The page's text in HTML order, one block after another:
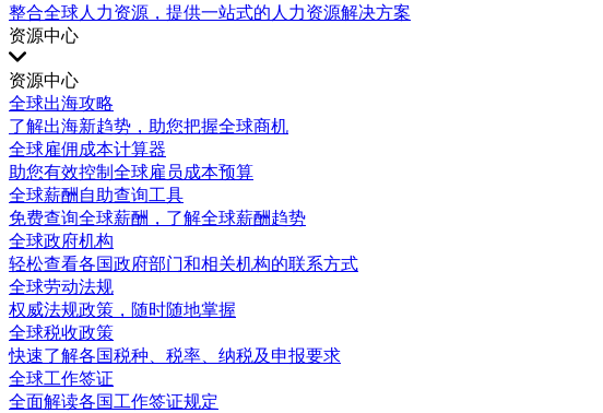
整合全球人力资源，提供一站式的人力资源解决方案
资源中心
资源中心
全球出海攻略
了解出海新趋势，助您把握全球商机
全球雇佣成本计算器
助您有效控制全球雇员成本预算
全球薪酬自助查询工具
免费查询全球薪酬，了解全球薪酬趋势
全球政府机构
轻松查看各国政府部门和相关机构的联系方式
全球劳动法规
权威法规政策，随时随地掌握
全球税收政策
快速了解各国税种、税率、纳税及申报要求
全球工作签证
全面解读各国工作签证规定